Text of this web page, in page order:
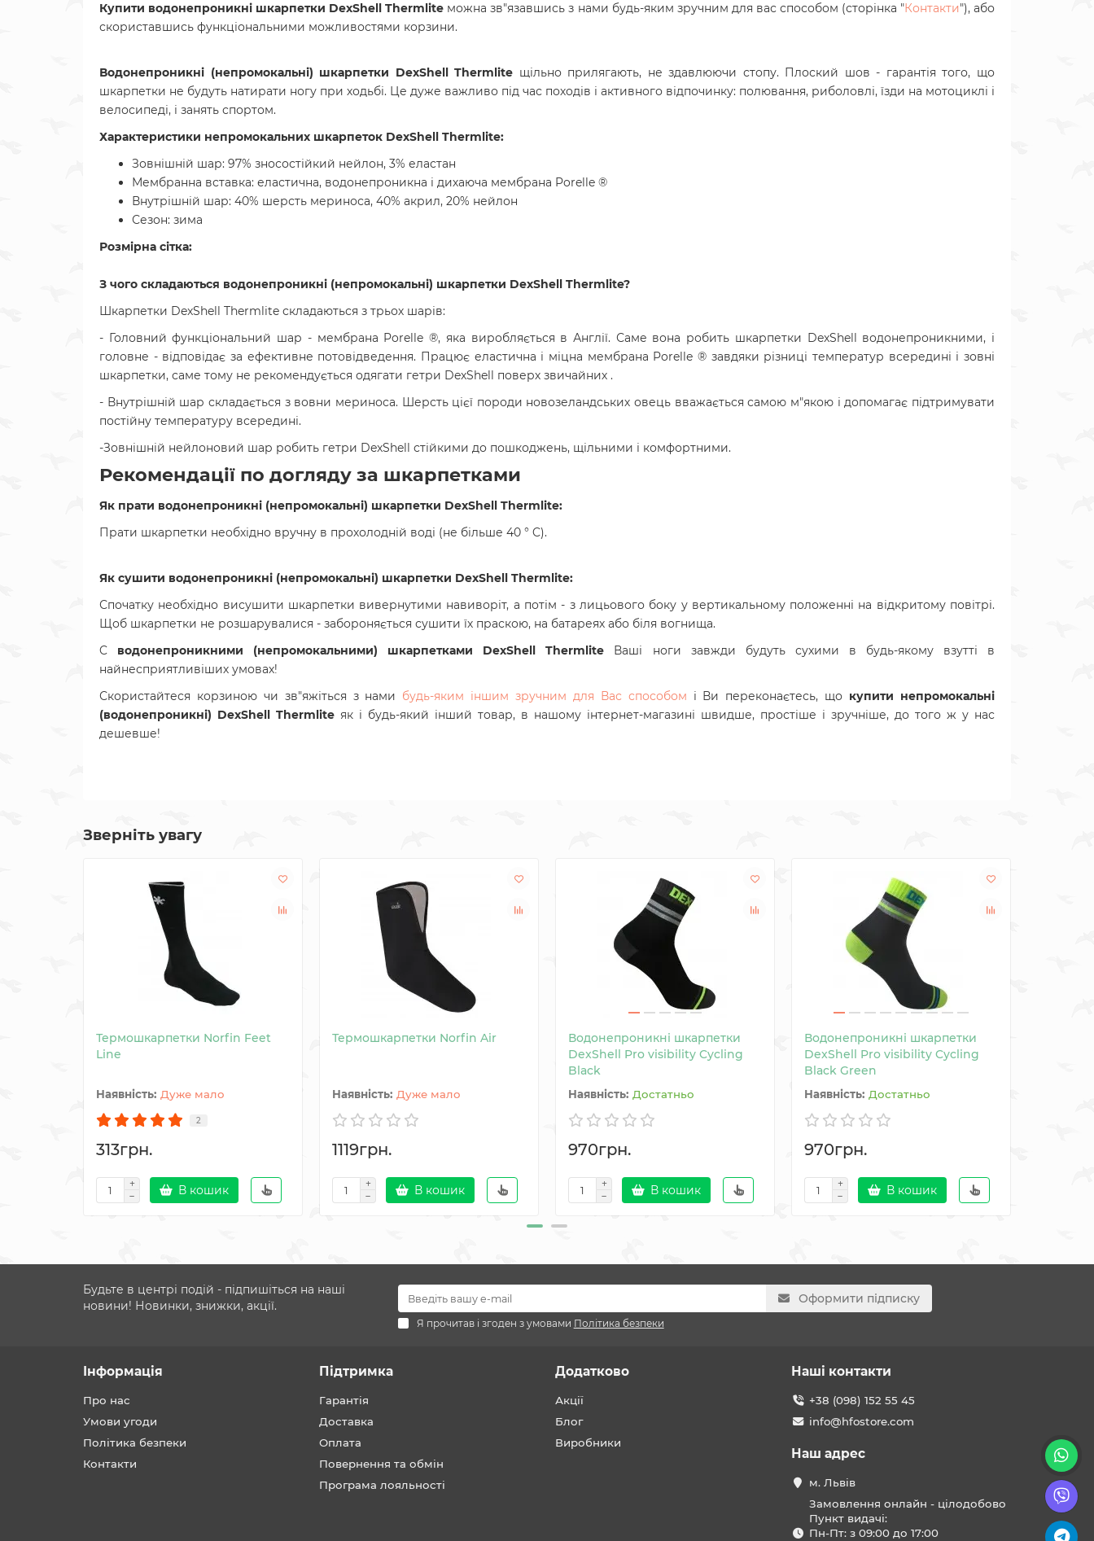
Купити водонепроникні шкарпетки DexShell Thermlite можна зв"язавшись з нами будь-яким зручним для вас способом (сторінка "Контакти"), або
скориставшись функціональними можливостями корзини.
Водонепроникні (непромокальні) шкарпетки DexShell Thermlite щільно прилягають, не здавлюючи стопу. Плоский шов - гарантія того, що
шкарпетки не будуть натирати ногу при ходьбі. Це дуже важливо під час походів і активного відпочинку: полювання, риболовлі, їзди на мотоциклі і
велосипеді, і занять спортом.
Характеристики непромокальних шкарпеток DexShell Thermlite:
Зовнішній шар: 97% зносостійкий нейлон, 3% еластан
Мембранна вставка: еластична, водонепроникна і дихаюча мембрана Porelle ®
Внутрішній шар: 40% шерсть мериноса, 40% акрил, 20% нейлон
Сезон: зима
Розмірна сітка:
З чого складаються водонепроникні (непромокальні) шкарпетки DexShell Thermlite?
Шкарпетки DexShell Thermlite складаються з трьох шарів:
- Головний функціональний шар - мембрана Porelle ®, яка виробляється в Англії. Саме вона робить шкарпетки DexShell водонепроникними, і
головне - відповідає за ефективне потовідведення. Працює еластична і міцна мембрана Porelle ® завдяки різниці температур всередині і зовні
шкарпетки, саме тому не рекомендується одягати гетри DexShell поверх звичайних .
- Внутрішній шар складається з вовни мериноса. Шерсть цієї породи новозеландських овець вважається самою м"якою і допомагає підтримувати
постійну температуру всередині.
-Зовнішній нейлоновий шар робить гетри DexShell стійкими до пошкоджень, щільними і комфортними.
Рекомендації по догляду за шкарпетками
Як прати водонепроникні (непромокальні) шкарпетки DexShell Thermlite:
Прати шкарпетки необхідно вручну в прохолодній воді (не більше 40 ° C).
Як сушити водонепроникні (непромокальні) шкарпетки DexShell Thermlite:
Спочатку необхідно висушити шкарпетки вивернутими навиворіт, а потім - з лицьового боку у вертикальному положенні на відкритому повітрі.
Щоб шкарпетки не розшарувалися - забороняється сушити їх праскою, на батареях або біля вогнища.
C водонепроникними (непромокальними) шкарпетками DexShell Thermlite Ваші ноги завжди будуть сухими в будь-якому взутті в
найнесприятливіших умовах!
Скористайтеся корзиною чи зв"яжіться з нами будь-яким іншим зручним для Вас способом і Ви переконаєтесь, що купити непромокальні
(водонепроникні) DexShell Thermlite як і будь-який інший товар, в нашому інтернет-магазині швидше, простіше і зручніше, до того ж у нас
дешевше!
Зверніть увагу
Термошкарпетки Norfin Feet
Line
Дуже мало
2
313грн.
В кошик
Термошкарпетки Norfin Air
Дуже мало
1119грн.
В кошик
Водонепроникні шкарпетки
DexShell Pro visibility Cycling
Black
Достатньо
970грн.
В кошик
Водонепроникні шкарпетки
DexShell Pro visibility Cycling
Black Green
Достатньо
970грн.
В кошик
Будьте в центрі подій - підпишіться на наші
новини! Новинки, знижки, акції.
Оформити підписку
Я прочитав і згоден з умовами Політика безпеки
Інформація
Про нас
Умови угоди
Політика безпеки
Контакти
Підтримка
Гарантія
Доставка
Оплата
Повернення та обмін
Програма лояльності
Додатково
Акції
Блог
Виробники
Наші контакти
+38 (098) 152 55 45
info@hfostore.com
Наш адрес
м. Львів
Замовлення онлайн - цілодобово
Пункт видачі:
Пн-Пт: з 09:00 до 17:00